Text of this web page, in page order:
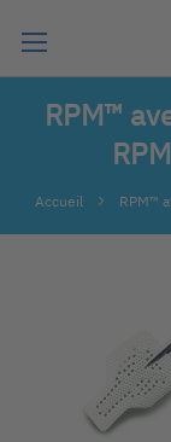
RPM™
Accueil RPM™